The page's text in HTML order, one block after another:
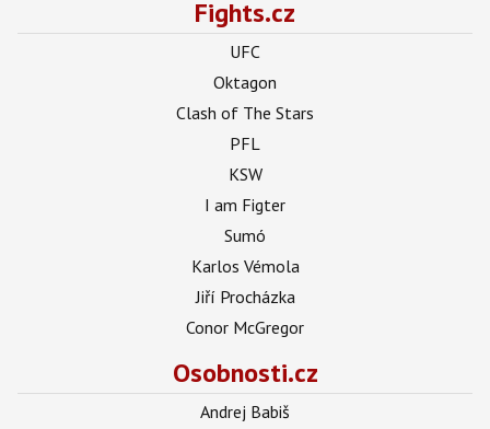
Fights.cz
UFC
Oktagon
Clash of The Stars
PFL
KSW
I am Figter
Sumó
Karlos Vémola
Jiří Procházka
Conor McGregor
Osobnosti.cz
Andrej Babiš